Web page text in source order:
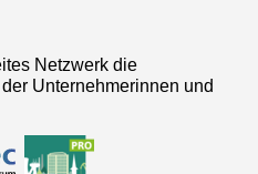
Netzwerk die
Unternehmerinnen und